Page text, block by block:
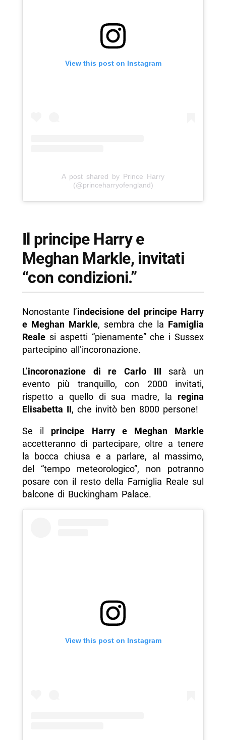
View this post on Instagram
A post shared by Prince Harry
(@princeharryofengland)
Il principe Harry e
Meghan Markle, invitati
“con condizioni.”
Nonostante l’indecisione del principe Harry
e Meghan Markle, sembra che la Famiglia
Reale si aspetti “pienamente” che i Sussex
partecipino all’incoronazione.
L’incoronazione di re Carlo III sarà un
evento più tranquillo, con 2000 invitati,
rispetto a quello di sua madre, la regina
Elisabetta II, che invitò ben 8000 persone!
Se il principe Harry e Meghan Markle
accetteranno di partecipare, oltre a tenere
la bocca chiusa e a parlare, al massimo,
del “tempo meteorologico”, non potranno
posare con il resto della Famiglia Reale sul
balcone di Buckingham Palace.
View this post on Instagram